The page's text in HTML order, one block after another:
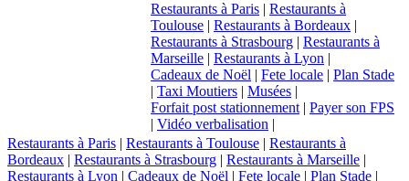
Restaurants à Paris | Restaurants à
Toulouse | Restaurants à Bordeaux |
Restaurants à Strasbourg | Restaurants à
Marseille | Restaurants à Lyon |
Cadeaux de Noël | Fete locale | Plan Stade
| Taxi Moutiers | Musées |
Forfait post stationnement | Payer son FPS
| Vidéo verbalisation |
Restaurants à Paris | Restaurants à Toulouse | Restaurants à
Bordeaux | Restaurants à Strasbourg | Restaurants à Marseille |
Restaurants à Lyon | Cadeaux de Noël | Fete locale | Plan Stade |